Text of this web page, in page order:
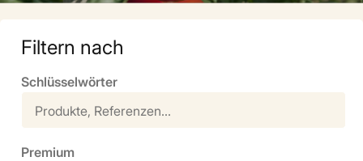
Filtern nach
Schlüsselwörter
Premium